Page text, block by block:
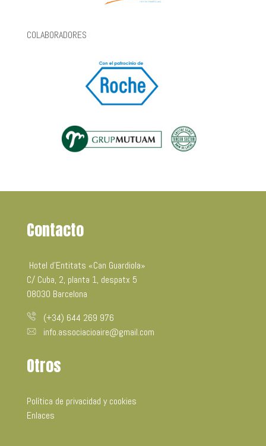
COLABORADORES
Contacto
Hotel d’Entitats «Can Guardiola»
C/ Cuba, 2, planta 1, despatx 5
08030 Barcelona
(+34) 644 269 976
info.associacioaire@gmail.com
Otros
Política de privacidad y cookies
Enlaces